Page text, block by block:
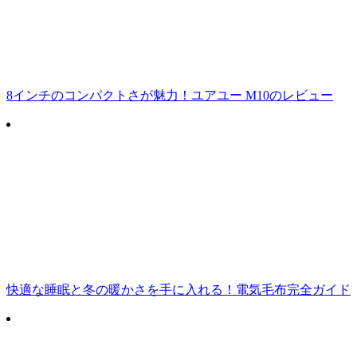
8インチのコンパクトさが魅力！ユアユー M10のレビュー
快適な睡眠と冬の暖かさを手に入れる！電気毛布完全ガイド